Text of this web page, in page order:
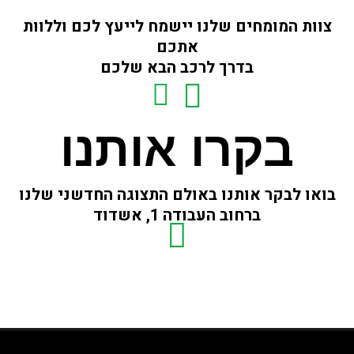
צוות המומחים שלנו יישמח לייעץ לכם וללוות
אתכם
בדרך לרכב הבא שלכם
בקרו אותנו
בואו לבקר אותנו באולם התצוגה החדשני שלנו
ברחוב העבודה 1, אשדוד